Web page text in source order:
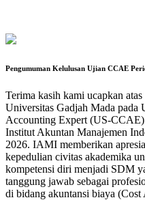
Pengumuman Kelulusan Ujian CCAE
Terima kasih kami ucapkan
Universitas Gadjah Mada
Accounting Expert (US-CCAE)
Institut Akuntan Manajemen
2026. IAMI memberikan
kepedulian civitas akademika
kompetensi diri menjadi SDM
tanggung jawab sebagai
di bidang akuntansi biaya (Cost